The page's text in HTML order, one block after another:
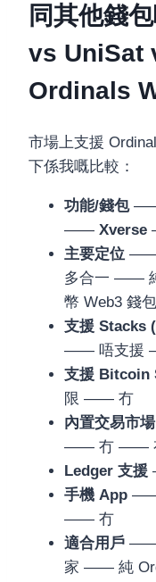
同其他錢
vs UniSat
Ordinals
市場上支援
下係我嘅比較：
功能/錢包
—— Xverse
主要定位 ——
多合一 ——
幣 Web3 錢
支援 Stacks
—— 唔支援
支援 Bitcoin
限 —— 冇
內置交易市場
—— 冇 ——
Ledger 支援
手機 App ——
—— 冇
適合用戶 ——
家 —— 純